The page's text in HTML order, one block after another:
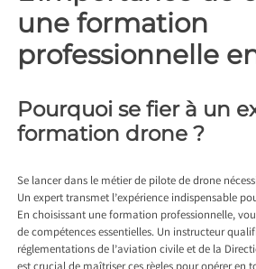
une formation
professionnelle
Pourquoi se fier à un
formation drone ?
Se lancer dans le métier de pilote de drone
Un expert transmet l’expérience indispensable
En choisissant une formation professionnelle,
de compétences essentielles. Un instructeur
réglementations de l’aviation civile et de la